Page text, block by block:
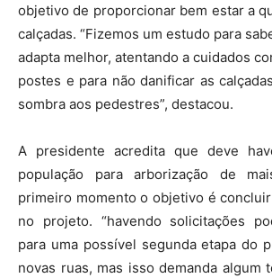
objetivo de proporcionar bem estar a
calçadas. “Fizemos um estudo para
adapta melhor, atentando a cuidados
postes e para não danificar as
sombra aos pedestres”, destacou.
A presidente acredita que deve
população para arborização de
primeiro momento o objetivo é
no projeto. “havendo solicitações
para uma possível segunda etapa do
novas ruas, mas isso demanda algum